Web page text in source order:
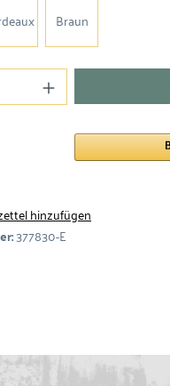
Braun
hinzufügen
377830-E